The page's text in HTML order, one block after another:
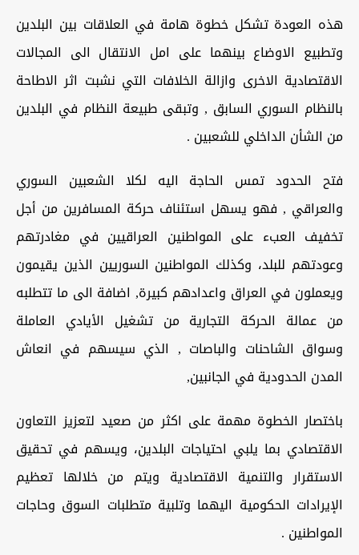
هذه العودة تشكل خطوة هامة في العلاقات بين البلدين
وتطبيع الاوضاع بينهما على امل الانتقال الى المجالات
الاقتصادية الاخرى وازالة الخلافات التي نشبت اثر الاطاحة
بالنظام السوري السابق , وتبقى طبيعة النظام في البلدين
من الشأن الداخلي للشعبين .
فتح الحدود تمس الحاجة اليه لكلا الشعبين السوري
والعراقي , فهو يسهل استئناف حركة المسافرين من أجل
تخفيف العبء على المواطنين العراقيين في مغادرتهم
وعودتهم للبلد، وكذلك المواطنين السوريين الذين يقيمون
ويعملون في العراق واعدادهم كبيرة, اضافة الى ما تتطلبه
من عمالة الحركة التجارية من تشغيل الأيادي العاملة
وسواق الشاحنات والباصات , الذي سيسهم في انعاش
المدن الحدودية في الجانبين,
باختصار الخطوة مهمة على اكثر من صعيد لتعزيز التعاون
الاقتصادي بما يلبي احتياجات البلدين، ويسهم في تحقيق
الاستقرار والتنمية الاقتصادية ويتم من خلالها تعظيم
الإيرادات الحكومية اليهما وتلبية متطلبات السوق وحاجات
المواطنين .